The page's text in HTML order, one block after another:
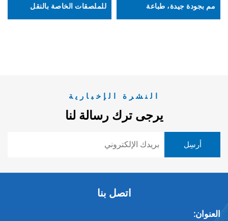
مم بجودة جيدة، طباعة
للملصقات الخاصة بالنقل
النشرة الإخبارية
يرجى ترك رسالة لنا
اتصل بنا
العنوان: